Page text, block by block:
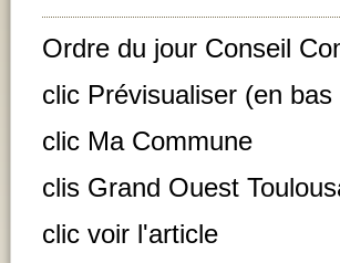
Ordre du jour Conseil
clic Prévisualiser (en bas
clic Ma Commune
clis Grand Ouest
clic voir l'article